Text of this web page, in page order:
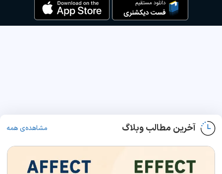
آخرین مطالب وبلاگ مشاهده‌ی همه